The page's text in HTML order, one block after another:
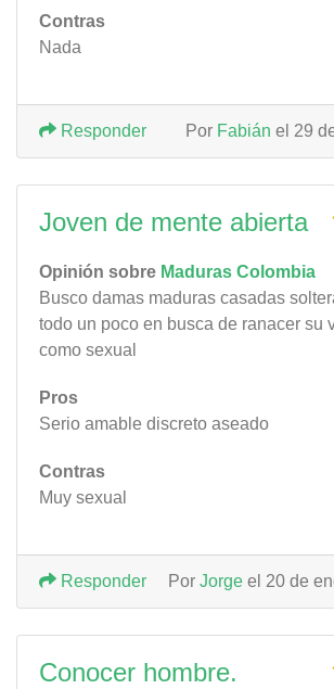
Contras
Nada
Por Fabián el 29
Responder
Joven de mente abierta
Opinión sobre Maduras Colombia
Busco damas maduras casadas
todo un poco en busca de ranacer su
como sexual
Pros
Serio amable discreto aseado
Contras
Muy sexual
Por Jorge el 20 de
Responder
Conocer hombre.